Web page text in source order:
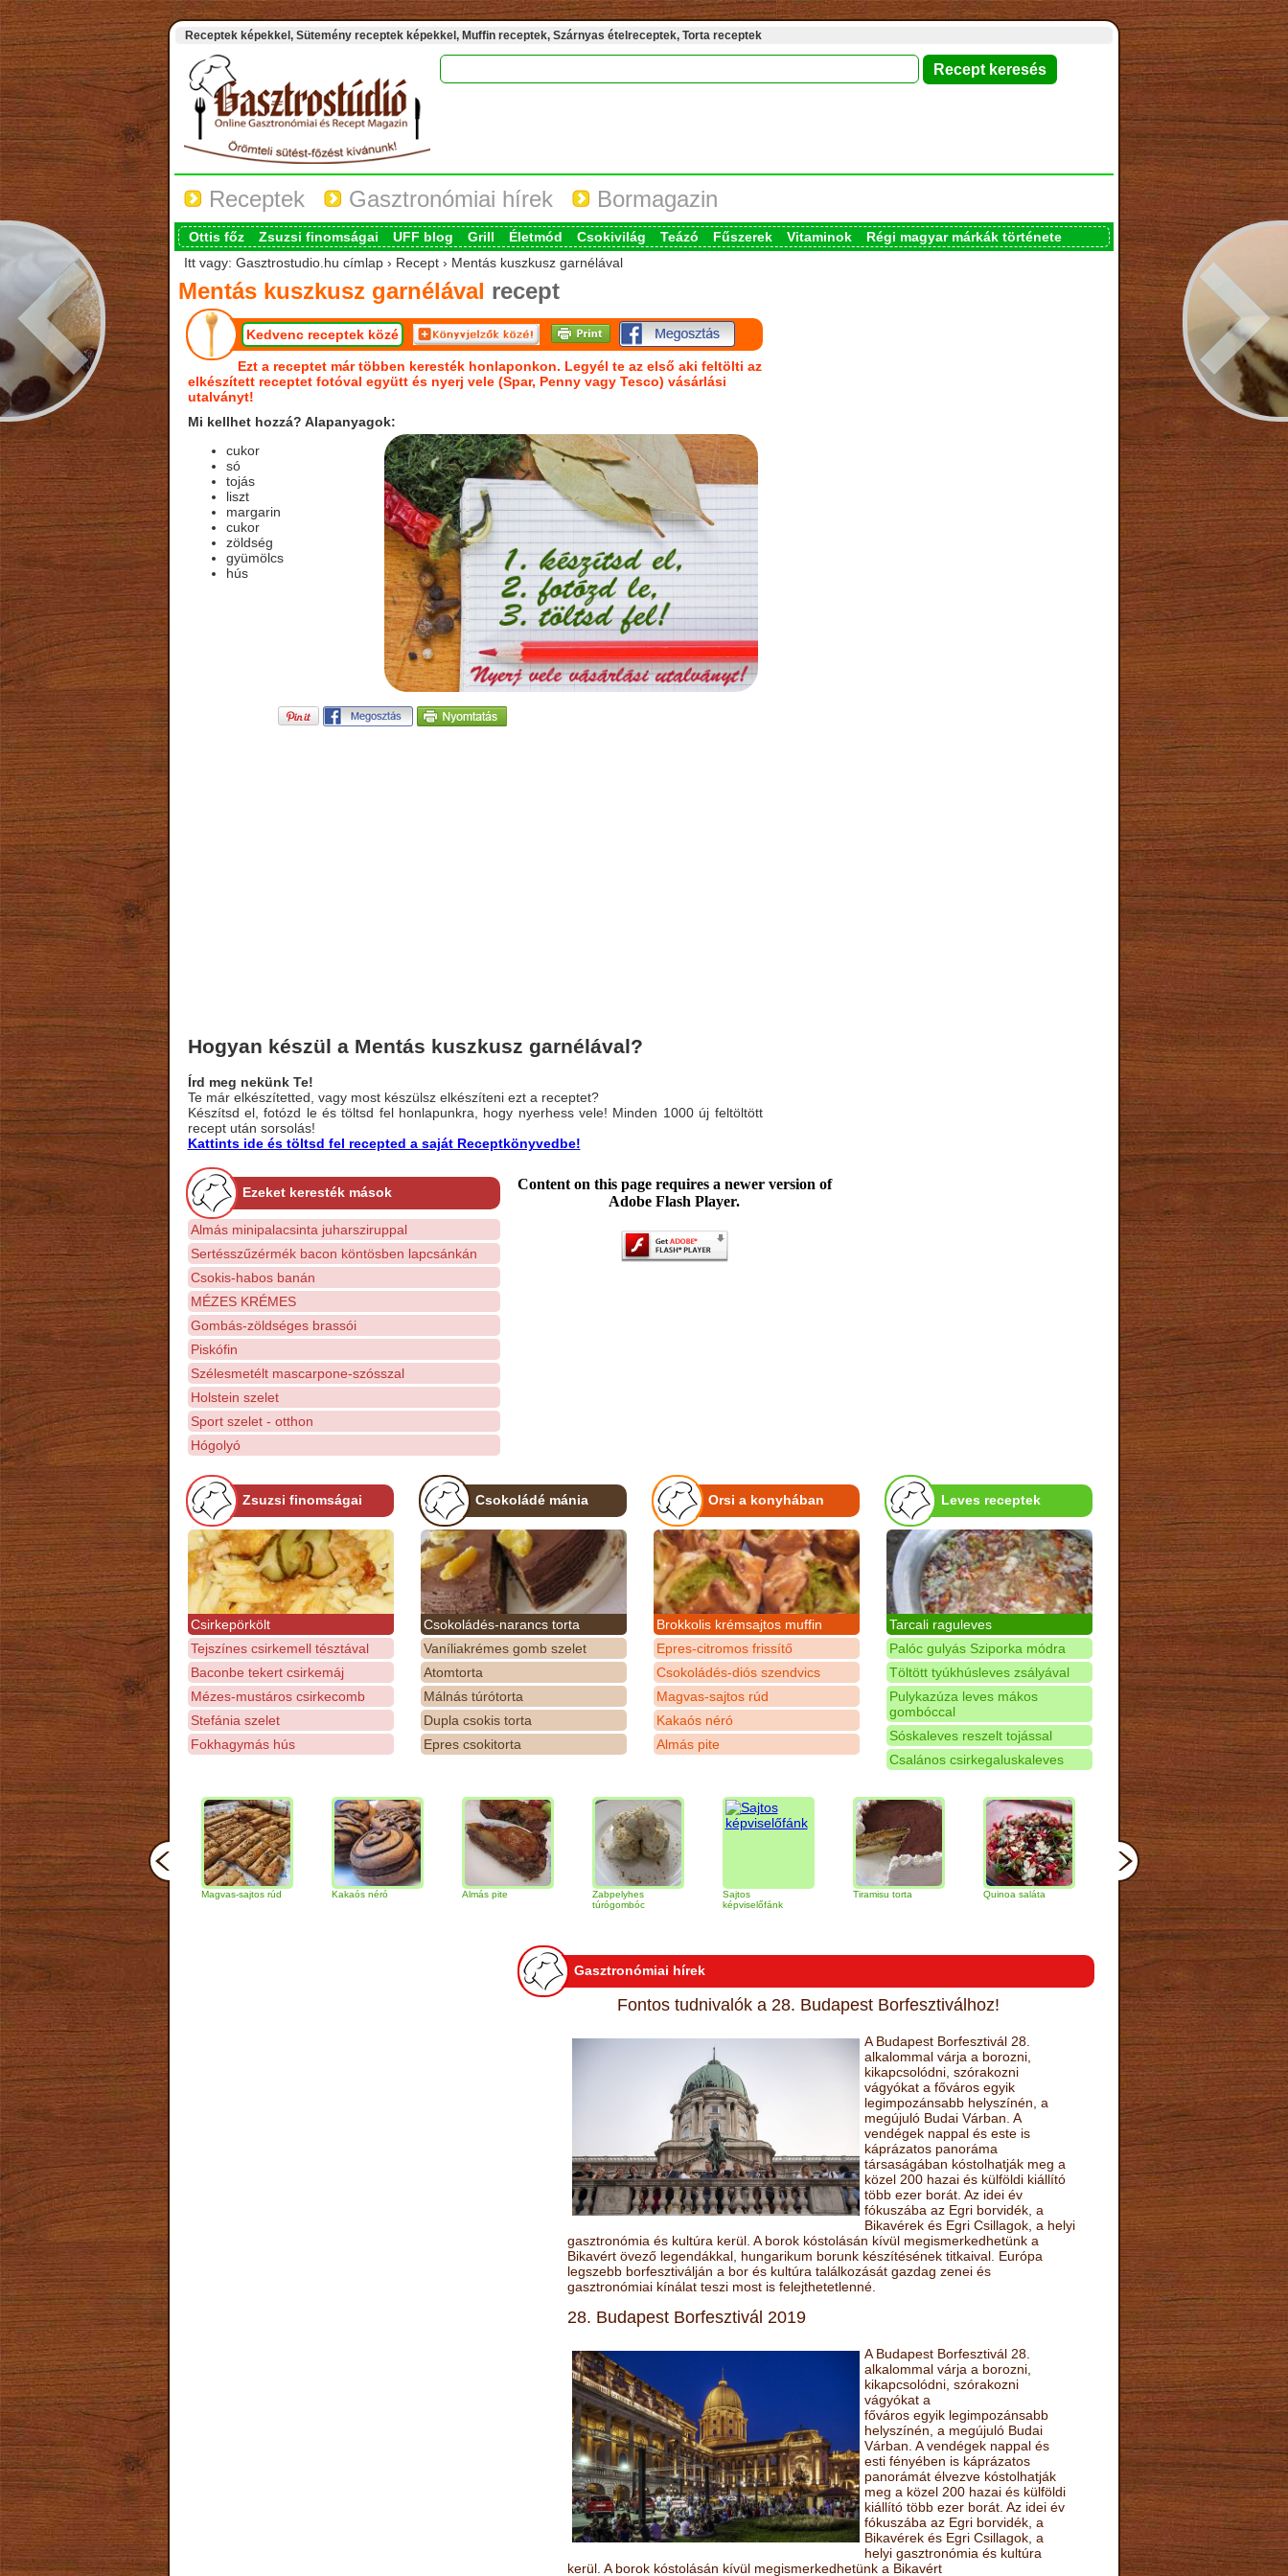
Receptek képekkel, Sütemény receptek képekkel, Muffin receptek, Szárnyas ételreceptek, Torta receptek
Receptek Gasztronómiai hírek Bormagazin
Ottis főz Zsuzsi finomságai UFF blog Grill Életmód Csokivilág Teázó Fűszerek Vitaminok
Régi magyar márkák története
Itt vagy: Gasztrostudio.hu címlap › Recept › Mentás kuszkusz garnélával
Mentás kuszkusz garnélával recept
Kedvenc receptek közé
Ezt a receptet már többen keresték honlaponkon. Legyél te az első aki feltölti az
elkészített receptet fotóval együtt és nyerj vele (Spar, Penny vagy Tesco) vásárlási
utalványt!
Mi kellhet hozzá? Alapanyagok:
cukor
só
tojás
liszt
margarin
cukor
zöldség
gyümölcs
hús
Hogyan készül a Mentás kuszkusz garnélával?
Írd meg nekünk Te!
Te már elkészítetted, vagy most készülsz elkészíteni ezt a receptet?
Készítsd el, fotózd le és töltsd fel honlapunkra, hogy nyerhess vele! Minden 1000 új feltöltött
recept után sorsolás!
Kattints ide és töltsd fel recepted a saját Receptkönyvedbe!
Ezeket keresték mások
Almás minipalacsinta juharsziruppal
Sertésszűzérmék bacon köntösben lapcsánkán
Csokis-habos banán
MÉZES KRÉMES
Gombás-zöldséges brassói
Piskófin
Szélesmetélt mascarpone-szósszal
Holstein szelet
Sport szelet - otthon
Hógolyó
Content on this page requires a newer version of
Adobe Flash Player.
Zsuzsi finomságai
Csirkepörkölt
Tejszínes csirkemell tésztával
Baconbe tekert csirkemáj
Mézes-mustáros csirkecomb
Stefánia szelet
Fokhagymás hús
Csokoládé mánia
Csokoládés-narancs torta
Vaníliakrémes gomb szelet
Atomtorta
Málnás túrótorta
Dupla csokis torta
Epres csokitorta
Orsi a konyhában
Brokkolis krémsajtos muffin
Epres-citromos frissítő
Csokoládés-diós szendvics
Magvas-sajtos rúd
Kakaós néró
Almás pite
Leves receptek
Tarcali raguleves
Palóc gulyás Sziporka módra
Töltött tyúkhúsleves zsályával
Pulykazúza leves mákos
gombóccal
Sóskaleves reszelt tojással
Csalános csirkegaluskaleves
Csokoládés-diós
szendvics
Magvas-sajtos rúd Kakaós néró Almás pite
Zabpelyhes
túrógombóc
képviselőfánk
Tiramisu torta Quinoa saláta Mandulás kifli
Gasztronómiai hírek
Fontos tudnivalók a 28. Budapest Borfesztiválhoz!
A Budapest Borfesztivál 28.
alkalommal várja a borozni,
kikapcsolódni, szórakozni
vágyókat a főváros egyik
legimpozánsabb helyszínén, a
megújuló Budai Várban. A
vendégek nappal és este is
káprázatos panoráma
társaságában kóstolhatják meg a
közel 200 hazai és külföldi kiállító
több ezer borát. Az idei év
fókuszába az Egri borvidék, a
Bikavérek és Egri Csillagok, a helyi
gasztronómia és kultúra kerül. A borok kóstolásán kívül megismerkedhetünk a
Bikavért övező legendákkal, hungarikum borunk készítésének titkaival. Európa
legszebb borfesztiválján a bor és kultúra találkozását gazdag zenei és
gasztronómiai kínálat teszi most is felejthetetlenné.
28. Budapest Borfesztivál 2019
A Budapest Borfesztivál 28.
alkalommal várja a borozni,
kikapcsolódni, szórakozni
vágyókat a
főváros egyik legimpozánsabb
helyszínén, a megújuló Budai
Várban. A vendégek nappal és
esti fényében is káprázatos
panorámát élvezve kóstolhatják
meg a közel 200 hazai és külföldi
kiállító több ezer borát. Az idei év
fókuszába az Egri borvidék, a
Bikavérek és Egri Csillagok, a
helyi gasztronómia és kultúra
kerül. A borok kóstolásán kívül megismerkedhetünk a Bikavért